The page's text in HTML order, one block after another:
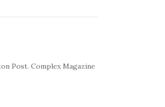
Post. Complex Magazine